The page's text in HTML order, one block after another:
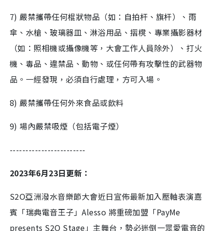
7) 嚴禁攜帶任何棍狀物品（如：自拍杆、旗杆）、雨
傘、水槍、玻璃器皿、淋浴用品、摺櫈、專業攝影器材
（如：照相機或攝像機等，大會工作人員除外）、打火
機、毒品、違禁品、動物、或任何帶有攻擊性的武器物
品。一經發現，必須自行處理，方可入場。
8) 嚴禁攜帶任何外來食品或飲料
9) 場內嚴禁吸煙（包括電子煙）
------------------------
2023年6月23日更新：
S2O亞洲潑水音樂節大會近日宣佈最新加入壓軸表演嘉
賓「瑞典電音王子」Alesso 將重磅加盟「PayMe
presents S2O Stage」主舞台，勢必迷倒一眾愛電音的